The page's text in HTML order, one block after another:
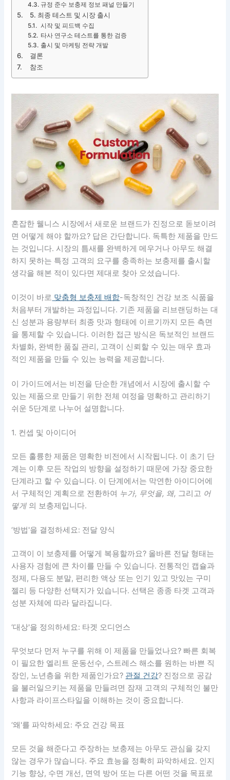
규정 준수 보충제 정보 패널 만들기
5. 최종 테스트 및 시장 출시
시작 및 피드백 수집
타사 연구소 테스트를 통한 검증
출시 및 마케팅 전략 개발
결론
참조
혼잡한 웰니스 시장에서 새로운 브랜드가 진정으로 돋보이려
면 어떻게 해야 할까요? 답은 간단합니다. 독특한 제품을 만드
는 것입니다. 시장의 틈새를 완벽하게 메우거나 아무도 해결
하지 못하는 특정 고객의 요구를 충족하는 보충제를 출시할
생각을 해본 적이 있다면 제대로 찾아 오셨습니다.
이것이 바로 맞춤형 보충제 배합-독창적인 건강 보조 식품을
처음부터 개발하는 과정입니다. 기존 제품을 리브랜딩하는 대
신 성분과 용량부터 최종 맛과 형태에 이르기까지 모든 측면
을 통제할 수 있습니다. 이러한 접근 방식은 독보적인 브랜드
차별화, 완벽한 품질 관리, 고객이 신뢰할 수 있는 매우 효과
적인 제품을 만들 수 있는 능력을 제공합니다.
이 가이드에서는 비전을 단순한 개념에서 시장에 출시할 수
있는 제품으로 만들기 위한 전체 여정을 명확하고 관리하기
쉬운 5단계로 나누어 설명합니다.
1. 컨셉 및 아이디어
모든 훌륭한 제품은 명확한 비전에서 시작됩니다. 이 초기 단
계는 이후 모든 작업의 방향을 설정하기 때문에 가장 중요한
단계라고 할 수 있습니다. 이 단계에서는 막연한 아이디어에
서 구체적인 계획으로 전환하여 누가, 무엇을, 왜, 그리고 어
떻게 의 보충제입니다.
‘방법'을 결정하세요: 전달 양식
고객이 이 보충제를 어떻게 복용할까요? 올바른 전달 형태는
사용자 경험에 큰 차이를 만들 수 있습니다. 전통적인 캡슐과
정제, 다용도 분말, 편리한 액상 또는 인기 있고 맛있는 구미
젤리 등 다양한 선택지가 있습니다. 선택은 종종 타겟 고객과
성분 자체에 따라 달라집니다.
‘대상'을 정의하세요: 타겟 오디언스
무엇보다 먼저 누구를 위해 이 제품을 만들었나요? 빠른 회복
이 필요한 엘리트 운동선수, 스트레스 해소를 원하는 바쁜 직
장인, 노년층을 위한 제품인가요? 관절 건강? 진정으로 공감
을 불러일으키는 제품을 만들려면 잠재 고객의 구체적인 불만
사항과 라이프스타일을 이해하는 것이 중요합니다.
‘왜'를 파악하세요: 주요 건강 목표
모든 것을 해준다고 주장하는 보충제는 아무도 관심을 갖지
않는 경우가 많습니다. 주요 효능을 정확히 파악하세요. 인지
기능 향상, 수면 개선, 면역 방어 또는 다른 어떤 것을 목표로